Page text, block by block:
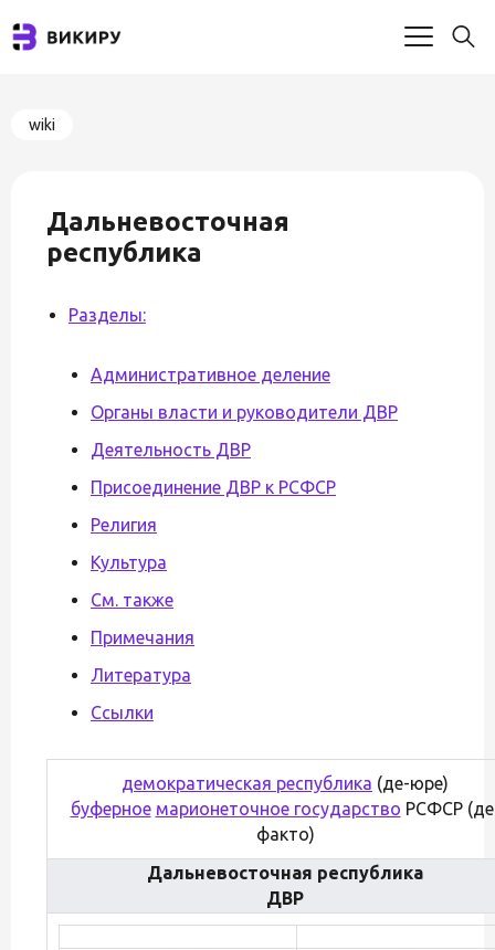
wiki
Дальневосточная
республика
Разделы:
Административное деление
Органы власти и руководители ДВР
Деятельность ДВР
Присоединение ДВР к РСФСР
Религия
Культура
См. также
Примечания
Литература
Ссылки
демократическая республика (де-юре)
буферное марионеточное государство РСФСР
факто)
Дальневосточная республика
ДВР